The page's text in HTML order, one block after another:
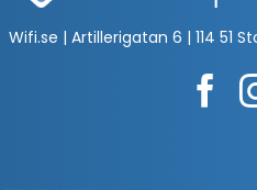
Wifi.se | Artillerigatan 6 | 114 51